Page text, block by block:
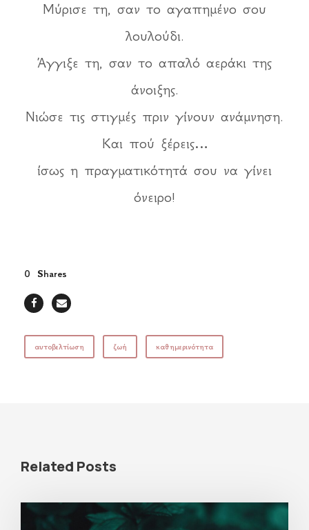
Μύρισε τη, σαν το αγαπημένο σου
λουλούδι.
Άγγιξε τη, σαν το απαλό αεράκι της
άνοιξης.
Νιώσε τις στιγμές πριν γίνουν ανάμνηση.
Και πού ξέρεις…
ίσως η πραγματικότητά σου να γίνει
όνειρο!
0 Shares
αυτοβελτίωση ζωή καθημερινότητα
Related Posts